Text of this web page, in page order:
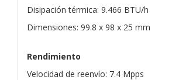
Disipación térmica: 9.466 BTU/h
Dimensiones: 99.8 x 98 x 25 mm
Rendimiento
Velocidad de reenvío: 7.4 Mpps